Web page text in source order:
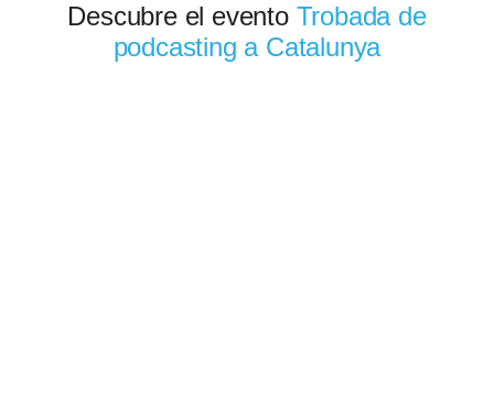
Descubre el evento Trobada de
podcasting a Catalunya